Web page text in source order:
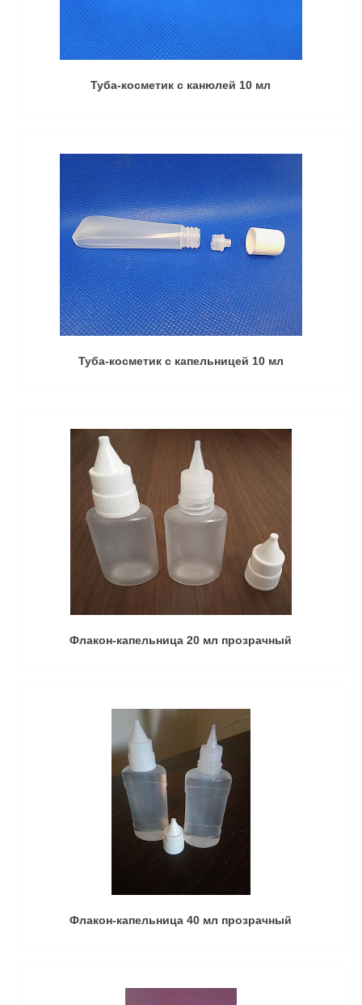
Туба-косметик с канюлей 10 мл
Туба-косметик с капельницей 10 мл
Флакон-капельница 20 мл прозрачный
Флакон-капельница 40 мл прозрачный